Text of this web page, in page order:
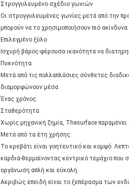
Sorry! This product is no
Let's see if there are any related
Στρογγυλευμένο σχέδιο γωνιών
Οι στρογγυλευμένες γωνίες μετά από την
μπορούν να το χρησιμοποιήσουν πιό ακίνδυνα
Επιλεγμένο ξύλο
Ισχυρή βάρος-φέρουσα ικανότητα να
Πυκνότητα
Μετά από τις πολλαπλάσιες σύνθετες
διαμορφώνουν μέσα
Ένας χρόνος.
Σταθερότητα
Χωρίς μηχανική ζημία, Thesurface
Μετά από τα έτη χρήσης.
Το κρεβάτι είναι γοητευτικό και κομψό.
καρδιά-θερμαίνοντας κεντρικό τεμάχιο
οργάνωση απλή και εύκολη.
Ακριβώς επειδή είναι το ξεπέρασμα των